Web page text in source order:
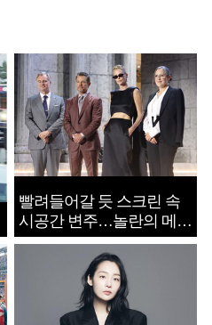
빨려들어갈 듯 스크린 속
시공간 변주…놀란의 메시
지는 ‘전쟁 속죄’